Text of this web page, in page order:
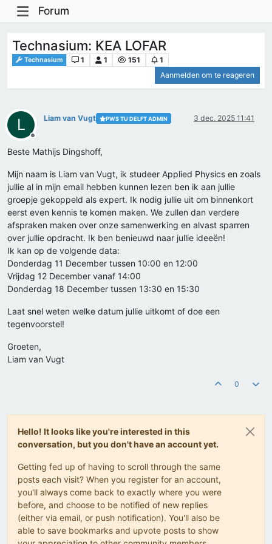
Forum
Technasium: KEA LOFAR
Technasium 1 1 151
1
Aanmelden om te reageren
L
Offline
Liam van Vugt PWS TU DELFT ADMIN 3 dec. 2025 11:41
Beste Mathijs Dingshoff,
Mijn naam is Liam van Vugt, ik studeer Applied Physics en zoals
jullie al in mijn email hebben kunnen lezen ben ik aan jullie
groepje gekoppeld als expert. Ik nodig jullie uit om binnenkort
eerst even kennis te komen maken. We zullen dan verdere
afspraken maken over onze samenwerking en alvast sparren
over jullie opdracht. Ik ben benieuwd naar jullie ideeën!
Ik kan op de volgende data:
Donderdag 11 December tussen 10:00 en 12:00
Vrijdag 12 December vanaf 14:00
Donderdag 18 December tussen 13:30 en 15:30
Laat snel weten welke datum jullie uitkomt of doe een
tegenvoorstel!
Groeten,
Liam van Vugt
0
Hello! It looks like you're interested in this
conversation, but you don't have an account yet.
Getting fed up of having to scroll through the same
posts each visit? When you register for an account,
you'll always come back to exactly where you were
before, and choose to be notified of new replies
(either via email, or push notification). You'll also be
able to save bookmarks and upvote posts to show